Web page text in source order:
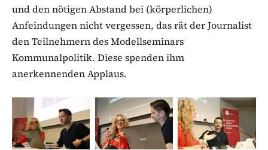
und den nötigen Abstand bei (körperlichen)
Anfeindungen nicht vergessen, das rät der Journalist
den Teilnehmern des Modellseminars
Kommunalpolitik. Diese spenden ihm
anerkennenden Applaus.